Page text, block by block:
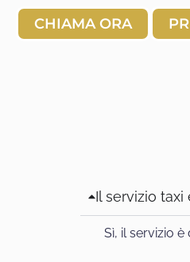
CHIAMA ORA
Il servizio
Sì, il servizio